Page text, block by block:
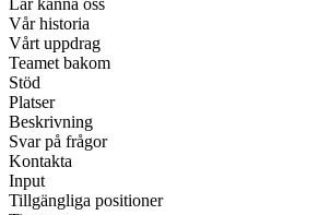
Lär känna oss
Vår historia
Vårt uppdrag
Teamet bakom
Stöd
Platser
Beskrivning
Svar på frågor
Kontakta
Input
Tillgängliga positioner